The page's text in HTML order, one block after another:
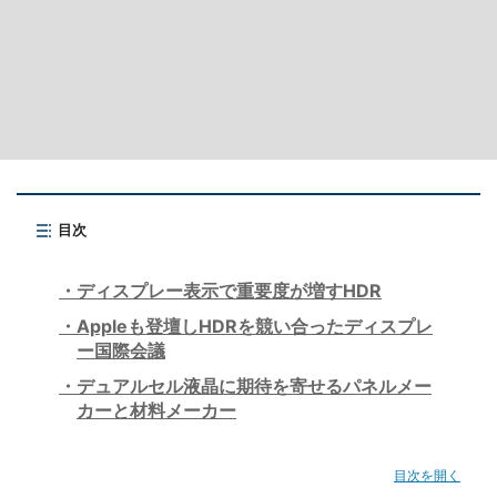
目次
ディスプレー表示で重要度が増すHDR
Appleも登壇しHDRを競い合ったディスプレ
ー国際会議
デュアルセル液晶に期待を寄せるパネルメー
カーと材料メーカー
目次を開く